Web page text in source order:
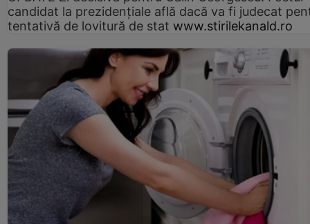
candidat la prezidențiale află dacă va fi judecat
tentativă de lovitură de stat www.stirilekanald.ro